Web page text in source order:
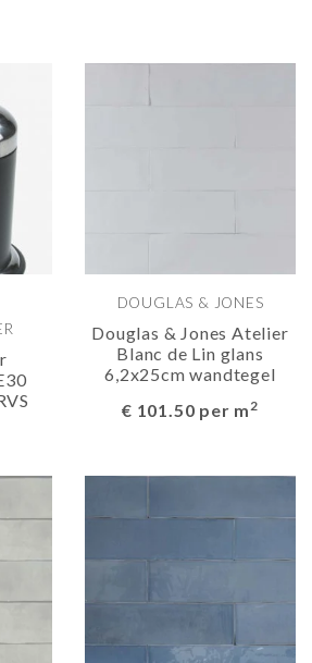
DOUGLAS & JONES
Douglas & Jones Atelier
Blanc de Lin glans
6,2x25cm wandtegel
€ 101.50 per m2